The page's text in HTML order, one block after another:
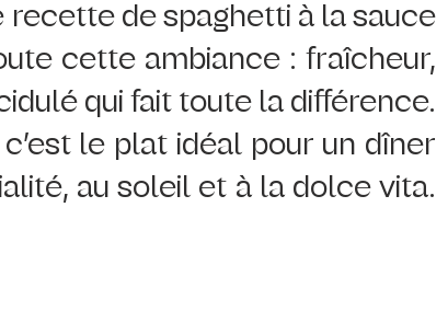
de spaghetti à la sauce
cette ambiance : fraîcheur,
qui fait toute la différence.
le plat idéal pour un dîner
au soleil et à la dolce vita.